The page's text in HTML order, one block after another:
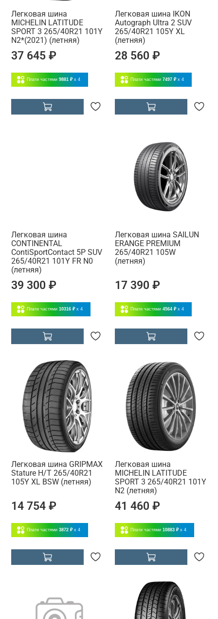
Легковая шина
MICHELIN LATITUDE
SPORT 3 265/40R21 101Y
N2*(2021) (летняя)
37 645 ₽
Плати частями 9881 ₽ x 4
Легковая шина IKON
Autograph Ultra 2 SUV
265/40R21 105Y XL
(летняя)
28 560 ₽
Плати частями 7497 ₽ x 4
Легковая шина
CONTINENTAL
ContiSportContact 5P SUV
265/40R21 101Y FR N0
(летняя)
39 300 ₽
Плати частями 10316 ₽ x 4
Легковая шина SAILUN
ERANGE PREMIUM
265/40R21 105W
(летняя)
17 390 ₽
Плати частями 4564 ₽ x 4
Легковая шина GRIPMAX
Stature H/T 265/40R21
105Y XL BSW (летняя)
14 754 ₽
Плати частями 3872 ₽ x 4
Легковая шина
MICHELIN LATITUDE
SPORT 3 265/40R21 101Y
N2 (летняя)
41 460 ₽
Плати частями 10883 ₽ x 4